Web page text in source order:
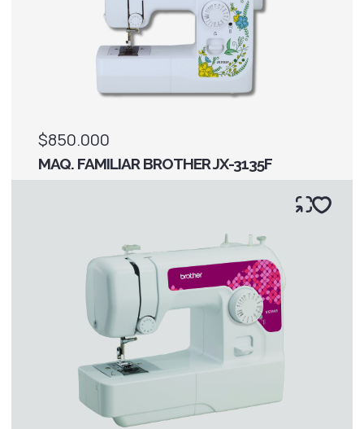
$850.000
MAQ. FAMILIAR BROTHER JX-3135F